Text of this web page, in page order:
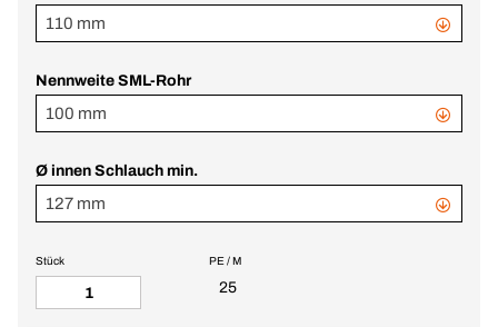
110 mm
Nennweite SML-Rohr
100 mm
Ø innen Schlauch min.
127 mm
PE / M
25
Stück